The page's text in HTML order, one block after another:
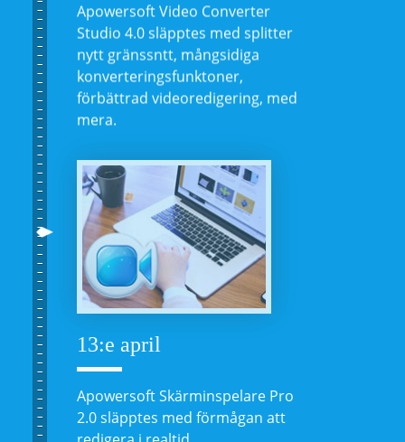
Apowersoft Video Converter
Studio 4.0 släpptes med splitter
nytt gränssntt, mångsidiga
konverteringsfunktoner,
förbättrad videoredigering, med
mera.
13:e april
Apowersoft Skärminspelare Pro
2.0 släpptes med förmågan att
redigera i realtid.